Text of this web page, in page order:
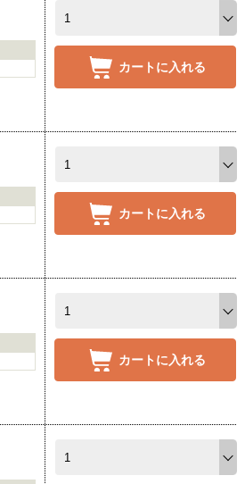
カートに入れる
カートに入れる
カートに入れる